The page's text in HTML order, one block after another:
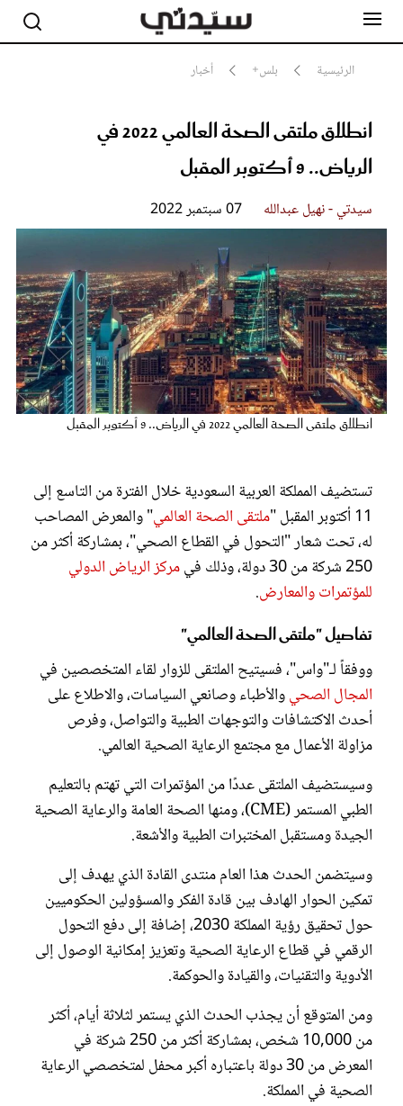
الرئيسية بلس+ أخبار
انطلاق ملتقى الصحة العالمي 2022 في
الرياض.. 9 أكتوبر المقبل
سيدتي - نهيل عبدالله 07 سبتمبر 2022
انطلاق ملتقى الصحة العالمي 2022 في الرياض.. 9 أكتوبر المقبل
تستضيف المملكة العربية السعودية خلال الفترة من التاسع إلى
11 أكتوبر المقبل "
ملتقى الصحة العالمي" والمعرض المصاحب
له، تحت شعار "التحول في القطاع الصحي"، بمشاركة أكثر من
250 شركة من 30 دولة، وذلك في
مركز الرياض الدولي
للمؤتمرات والمعارض.
تفاصيل "ملتقى الصحة العالمي"
ووفقاً لـ"واس"، فسيتيح الملتقى للزوار لقاء المتخصصين في
المجال الصحيوالأطباء وصانعي السياسات، والاطلاع على
أحدث الاكتشافات والتوجهات الطبية والتواصل، وفرص
مزاولة الأعمال مع مجتمع الرعاية الصحية العالمي.
وسيستضيف الملتقى عددًا من المؤتمرات التي تهتم بالتعليم
الطبي المستمر (CME)، ومنها الصحة العامة والرعاية الصحية
الجيدة ومستقبل المختبرات الطبية والأشعة.
وسيتضمن الحدث هذا العام منتدى القادة الذي يهدف إلى
تمكين الحوار الهادف بين قادة الفكر والمسؤولين الحكوميين
حول تحقيق رؤية المملكة 2030، إضافة إلى دفع التحول
الرقمي في قطاع الرعاية الصحية وتعزيز إمكانية الوصول إلى
الأدوية والتقنيات، والقيادة والحوكمة.
ومن المتوقع أن يجذب الحدث الذي يستمر لثلاثة أيام، أكثر
من 10,000 شخص، بمشاركة أكثر من 250 شركة في
المعرض من 30 دولة باعتباره أكبر محفل لمتخصصي الرعاية
الصحية في المملكة.
مشاهير
جمال
سيدتي وطفلك
لايف ستايل
فيديو
مطبخ سيدتي
مقالات الرأي
ستايل
تقارير
عروس سيدتي
مجلة سيدتي
غلاف رفمي